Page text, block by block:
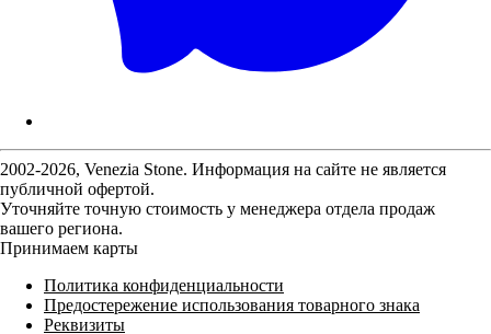
2002-2026, Venezia Stone. Информация на сайте не является
публичной офертой.
Уточняйте точную стоимость у менеджера отдела продаж
вашего региона.
Принимаем карты
Политика конфиденциальности
Предостережение использования товарного знака
Реквизиты